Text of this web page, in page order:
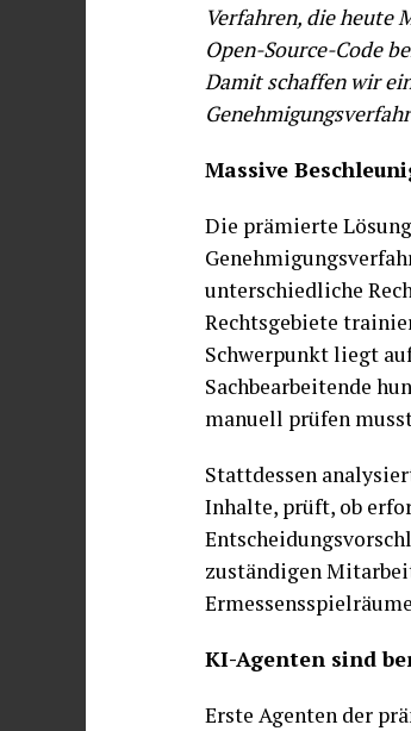
Verfahren, die heute
Open-Source-Code
Damit schaffen wir
Massive
Die prämierte
unterschiedliche
Rechtsgebiete
Schwerpunkt liegt
Sachbearbeitende
manuell prüfen
Stattdessen
Inhalte, prüft, ob
zuständigen
KI-Agenten sind
Erste Agenten der